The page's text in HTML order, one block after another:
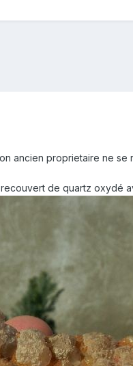
ancien proprietaire ne
de quartz oxydé